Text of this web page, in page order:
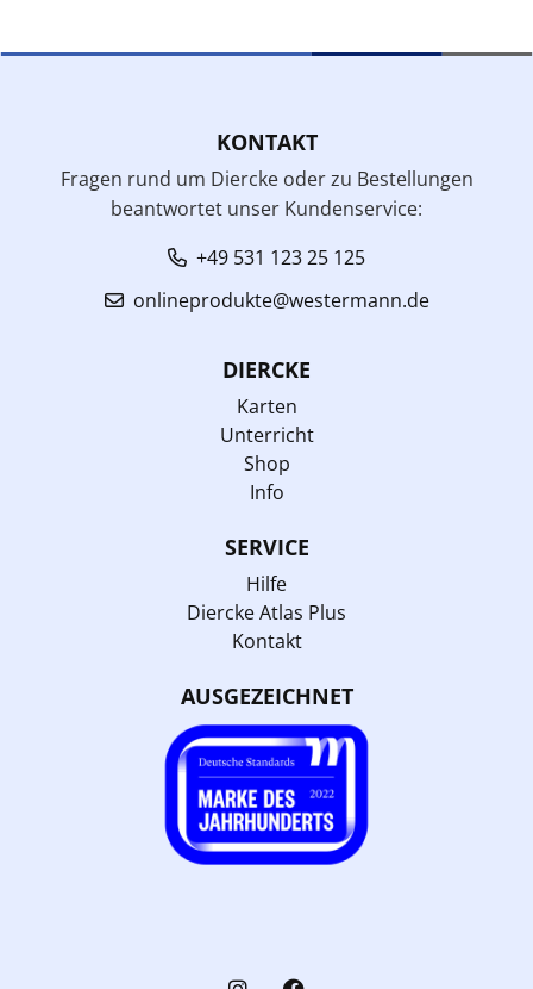
KONTAKT
Fragen rund um Diercke oder zu Bestellungen
beantwortet unser Kundenservice:
+49 531 123 25 125
onlineprodukte@westermann.de
DIERCKE
Karten
Unterricht
Shop
Info
SERVICE
Hilfe
Diercke Atlas Plus
Kontakt
AUSGEZEICHNET